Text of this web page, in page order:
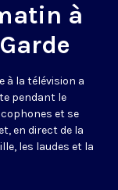
à
à la télévision a
pendant le
et se
en direct de la
les laudes et la